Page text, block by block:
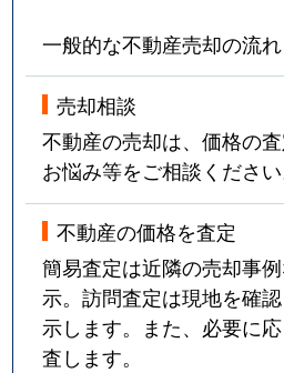
一般的な不動産売却の流れ
売却相談
不動産の売却は、価格の
お悩み等をご相談ください
不動産の価格を査定
簡易査定は近隣の売却事
示。訪問査定は現地を確
示します。また、必要に
査します。